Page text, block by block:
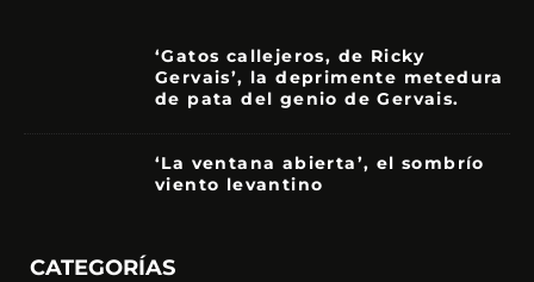
‘Gatos callejeros, de Ricky
Gervais’, la deprimente metedura
de pata del genio de Gervais.
‘La ventana abierta’, el sombrío
viento levantino
CATEGORÍAS